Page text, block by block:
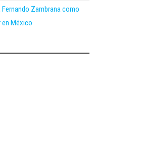
Fernando Zambrana como
en México